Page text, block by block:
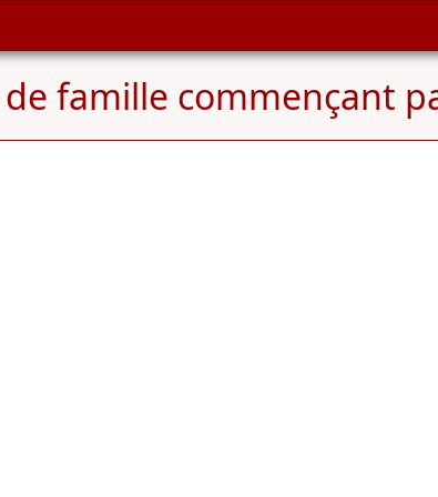
de famille commençant